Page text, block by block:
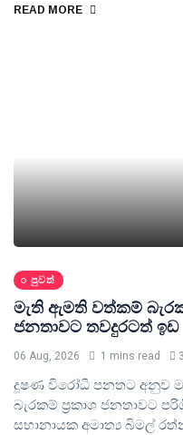
READ MORE
පුවත්
මැති ඇමති වත්කම්
ජනතාවට තවදුරටත් ඉඩ
06 Aug, 2026 1 mins read
දූෂණ විරෝධී පනතට අනුව
බැරකම් ප්‍රකාශ ජනතාවට
සභානායක අමාත්‍ය බිමල්